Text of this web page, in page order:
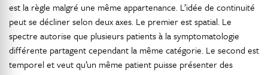
est la règle malgré une même appartenance. L’idée de continuité
peut se décliner selon deux axes. Le premier est spatial. Le
spectre autorise que plusieurs patients à la symptomatologie
différente partagent cependant la même catégorie. Le second est
temporel et veut qu’un même patient puisse présenter des